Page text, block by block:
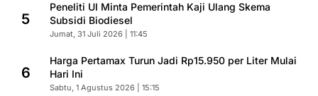
5
Peneliti UI Minta Pemerintah Kaji Ulang Skema
Subsidi Biodiesel
Jumat, 31 Juli 2026 | 11:45
6
Harga Pertamax Turun Jadi Rp15.950 per Liter Mulai
Hari Ini
Sabtu, 1 Agustus 2026 | 15:15